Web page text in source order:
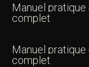
Manuel pratique
complet
Manuel pratique
complet